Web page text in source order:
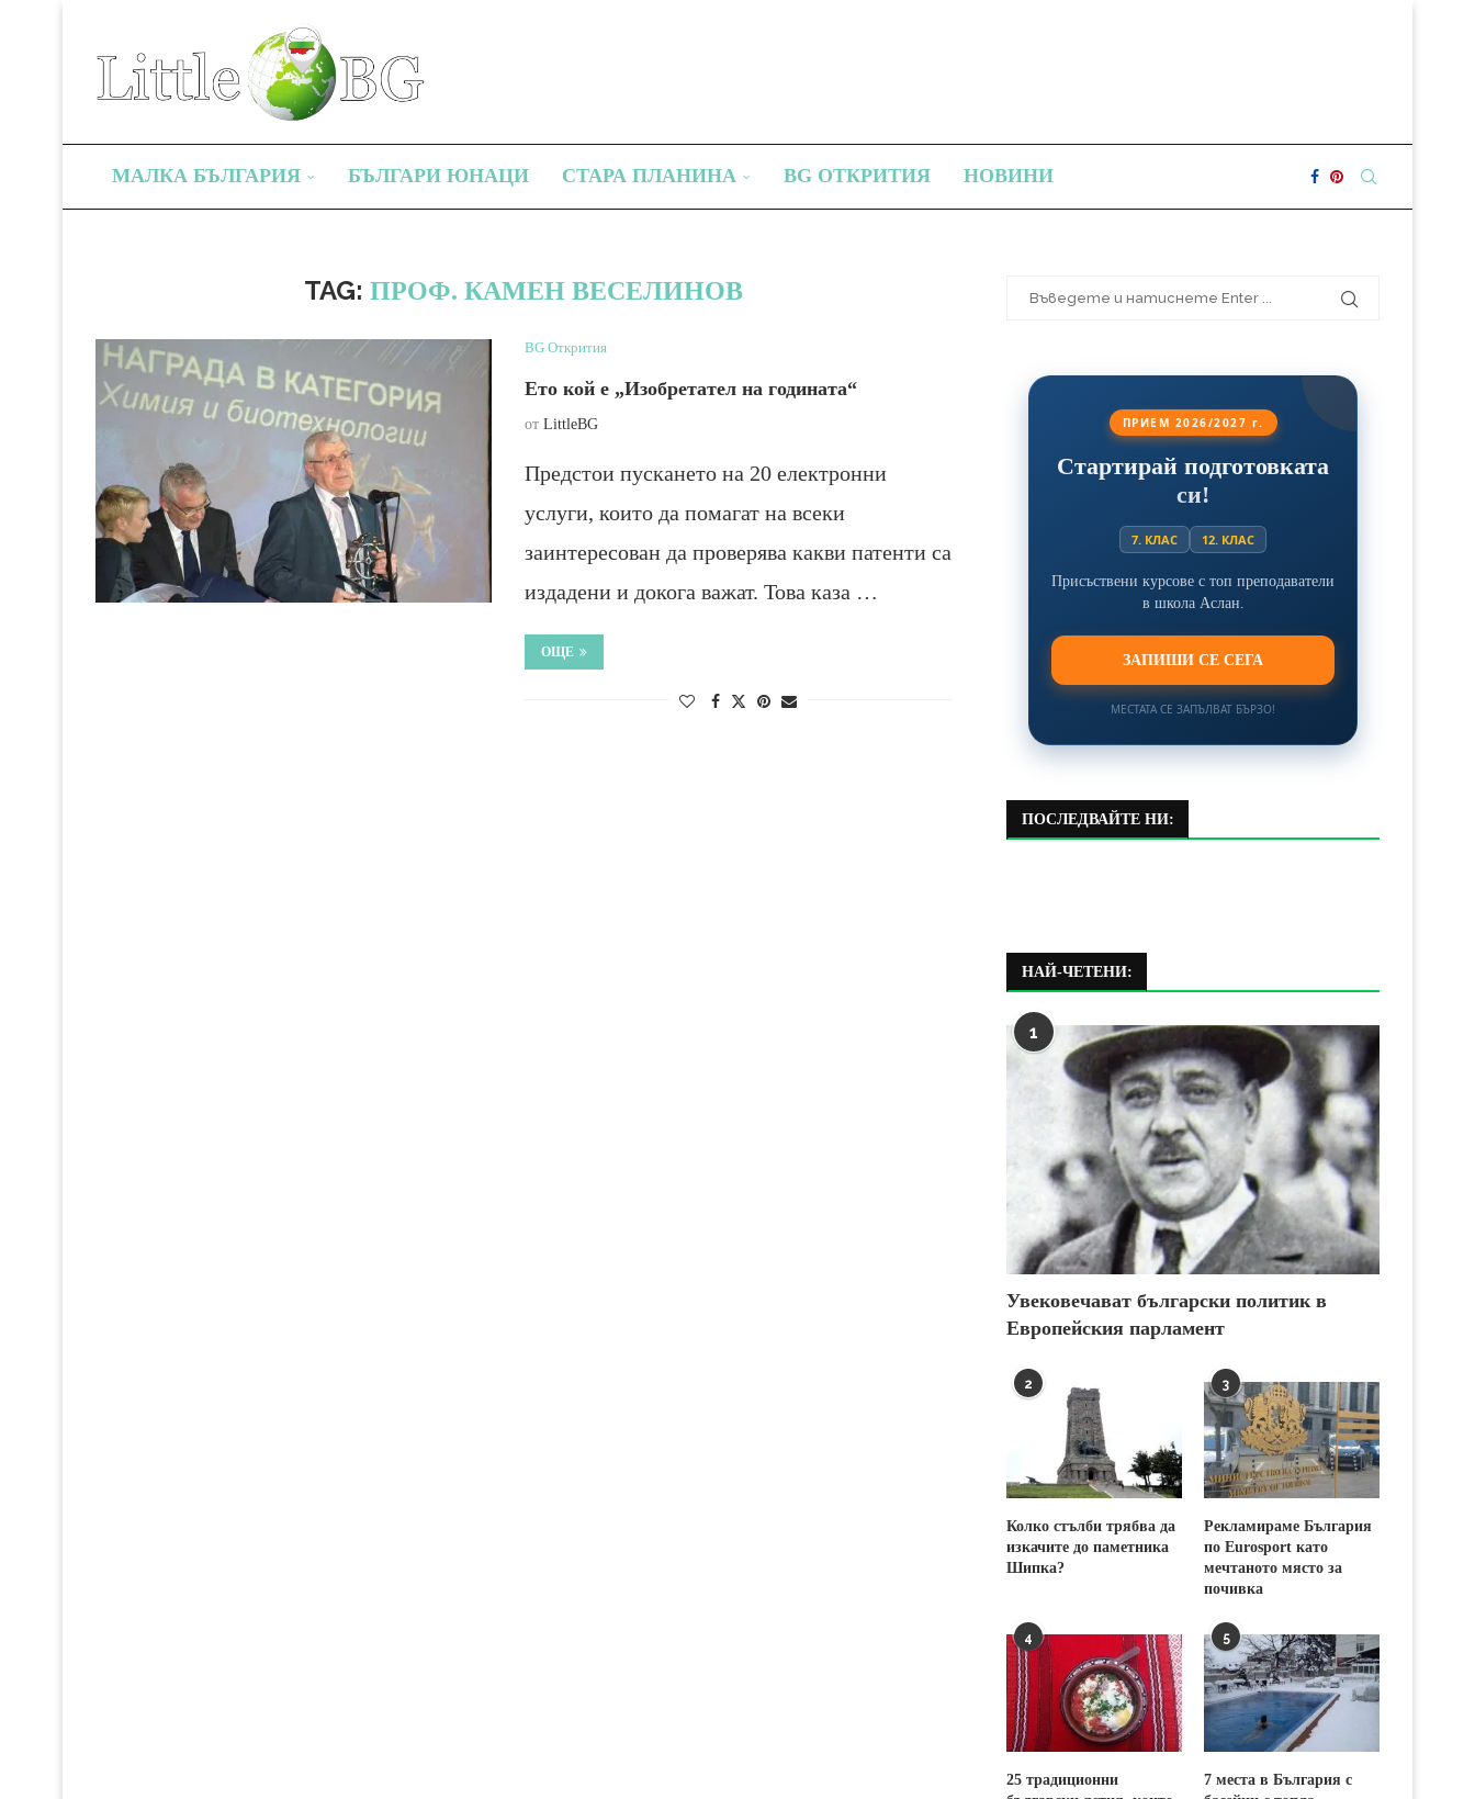
МАЛКА БЪЛГАРИЯ БЪЛГАРИ ЮНАЦИ СТАРА ПЛАНИНА BG ОТКРИТИЯ НОВИНИ
TAG: ПРОФ. КАМЕН ВЕСЕЛИНОВ
BG Открития
Ето кой е „Изобретател на годината“
от LittleBG
Предстои пускането на 20 електронни
услуги, които да помагат на всеки
заинтересован да проверява какви патенти са
издадени и докога важат. Това каза …
ОЩЕ
ПРИЕМ 2026/2027 г.
Стартирай подготовката
си!
7. КЛАС 12. КЛАС
Присъствени курсове с топ преподаватели
в школа Аслан.
ЗАПИШИ СЕ СЕГА
МЕСТАТА СЕ ЗАПЪЛВАТ БЪРЗО!
ПОСЛЕДВАЙТЕ НИ:
НАЙ-ЧЕТЕНИ:
1
Увековечават български политик в
Европейския парламент
2
Колко стълби трябва да
изкачите до паметника
Шипка?
3
Рекламираме България
по Eurosport като
мечтаното място за
почивка
4
25 традиционни
5
7 места в България с